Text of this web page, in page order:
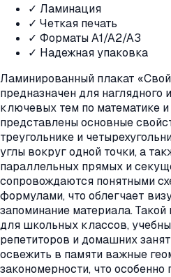
✓ Ламинация
✓ Четкая печать
✓ Форматы A1/A2/A3
✓ Надежная упаковка
Ламинированный плакат
предназначен для наглядного
ключевых тем по математике
представлены основные
треугольнике и
углы вокруг одной точки, а
параллельных прямых и
сопровождаются понятными
формулами, что облегчает
запоминание материала.
для школьных классов,
репетиторов и домашних
освежить в памяти важные
закономерности, что особенно